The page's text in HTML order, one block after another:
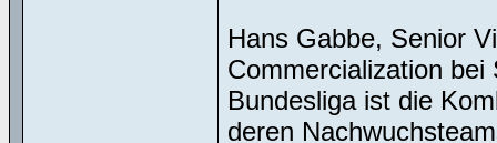
Hans Gabbe, Senior
Commercialization
Bundesliga ist die
deren